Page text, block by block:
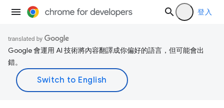
登入
Google 會運用 AI 技術將內容翻譯成你偏好的語言，但可能會出
錯。